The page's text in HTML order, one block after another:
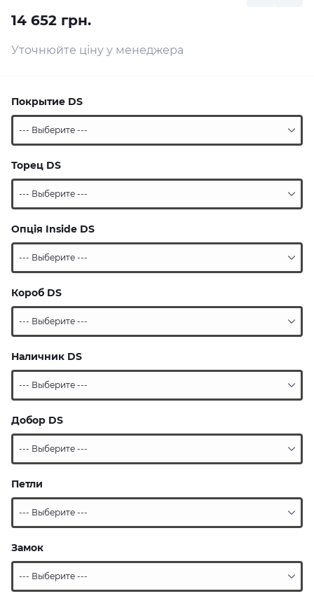
14 652 грн.
Уточнюйте ціну у менеджера
Покрытие DS
Торец DS
Опція Inside DS
Короб DS
Наличник DS
Добор DS
Петли
Замок